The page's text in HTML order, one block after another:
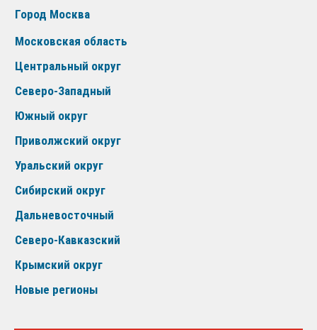
Город Москва
Московская область
Центральный округ
Северо-Западный
Южный округ
Приволжский округ
Уральский округ
Сибирский округ
Дальневосточный
Северо-Кавказский
Крымский округ
Новые регионы